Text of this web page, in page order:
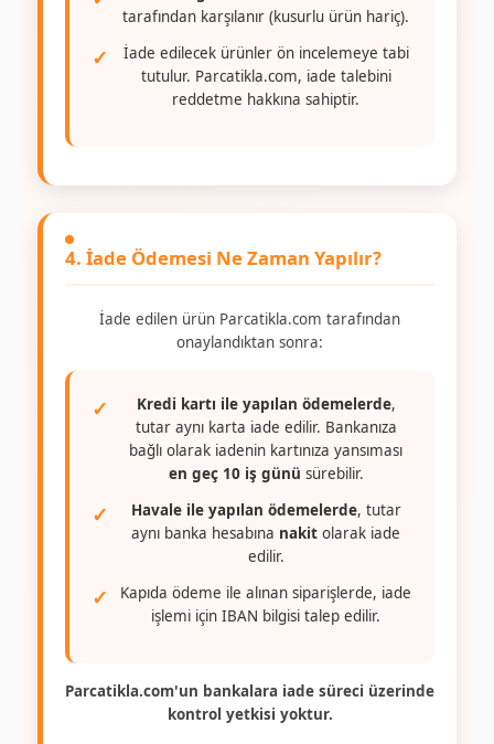
tarafından karşılanır (kusurlu ürün hariç).
İade edilecek ürünler ön incelemeye tabi
tutulur. Parcatikla.com, iade talebini
reddetme hakkına sahiptir.
4. İade Ödemesi Ne Zaman Yapılır?
İade edilen ürün Parcatikla.com tarafından
onaylandıktan sonra:
Kredi kartı ile yapılan ödemelerde,
tutar aynı karta iade edilir. Bankanıza
bağlı olarak iadenin kartınıza yansıması
en geç 10 iş günü sürebilir.
Havale ile yapılan ödemelerde, tutar
aynı banka hesabına nakit olarak iade
edilir.
Kapıda ödeme ile alınan siparişlerde, iade
işlemi için IBAN bilgisi talep edilir.
Parcatikla.com'un bankalara iade süreci üzerinde
kontrol yetkisi yoktur.